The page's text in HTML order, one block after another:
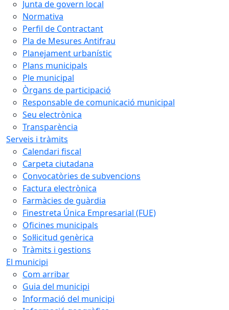
Junta de govern local
Normativa
Perfil de Contractant
Pla de Mesures Antifrau
Planejament urbanístic
Plans municipals
Ple municipal
Òrgans de participació
Responsable de comunicació municipal
Seu electrònica
Transparència
Serveis i tràmits
Calendari fiscal
Carpeta ciutadana
Convocatòries de subvencions
Factura electrònica
Farmàcies de guàrdia
Finestreta Única Empresarial (FUE)
Oficines municipals
Sol·licitud genèrica
Tràmits i gestions
El municipi
Com arribar
Guia del municipi
Informació del municipi